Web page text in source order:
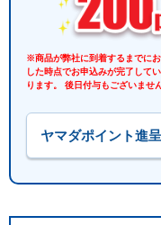
※商品が弊社に到着するまでに
した時点でお申込みが完了して
ります。 後日付与もございません
ヤマダポイント進